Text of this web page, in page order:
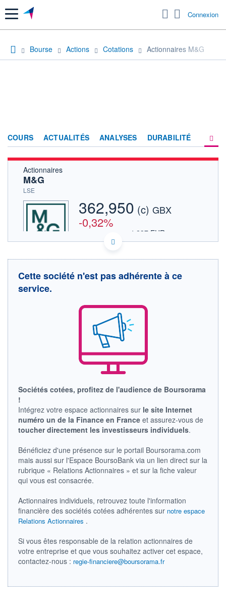
Menu Connexion
Bourse Actions Cotations Actionnaires M&G
COURS ACTUALITÉS ANALYSES DURABILITÉ
HISTORIQUE
Actionnaires
M&G
LSE
362,950 (c) GBX
-0,32%
4,237 EUR
Politique d'exécution
Cotation sur les autres places
11h51 14h42
364,100 364,100
367,000 360,900
VOLUME
7 016 945
CAPITAL ÉCHANGÉ
0,29%
VALORISATION
874 720 MGBX
DERNIER ÉCHANGE
07.08.26 / 17:43:42
LIMITE À LA
BAISSE
0,000
LIMITE À LA
RENDEMENT
ESTIMÉ 2026
-
PER ESTIMÉ
2026
-
DIVIDENDE
0,00 GBX
DERNIER
DIVIDENDE
-
Cette société n'est pas adhérente à ce
service.
Sociétés cotées, profitez de l'audience de Boursorama
!
Intégrez votre espace actionnaires sur le site Internet
numéro un de la Finance en France et assurez-vous de
toucher directement les investisseurs individuels.
Bénéficiez d'une présence sur le portail Boursorama.com
mais aussi sur l'Espace BoursoBank via un lien direct sur la
rubrique « Relations Actionnaires » et sur la fiche valeur
qui vous est consacrée.
Actionnaires individuels, retrouvez toute l'information
financière des sociétés cotées adhérentes sur notre espace
Relations Actionnaires .
Si vous êtes responsable de la relation actionnaires de
votre entreprise et que vous souhaitez activer cet espace,
contactez-nous : regie-financiere@boursorama.fr